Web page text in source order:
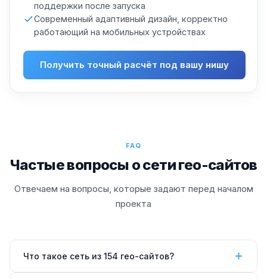
поддержки после запуска
Современный адаптивный дизайн, корректно
работающий на мобильных устройствах
Получить точный расчёт под вашу нишу
FAQ
Частые вопросы о сети гео-сайтов
Отвечаем на вопросы, которые задают перед началом
проекта
Что такое сеть из 154 гео-сайтов?